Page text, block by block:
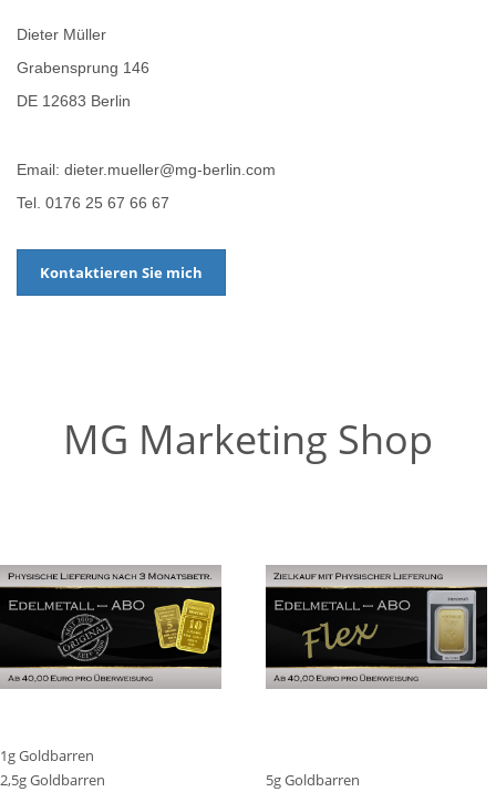
Dieter Müller
Grabensprung 146
DE 12683 Berlin
Email: dieter.mueller@mg-berlin.com
Tel. 0176 25 67 66 67
Kontaktieren Sie mich
MG Marketing Shop
1g Goldbarren
2,5g Goldbarren
5g Goldbarren